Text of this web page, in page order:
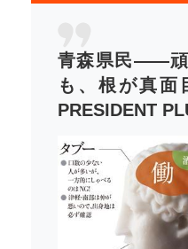
青森県民――頑
も、根が真面
PRESIDENT